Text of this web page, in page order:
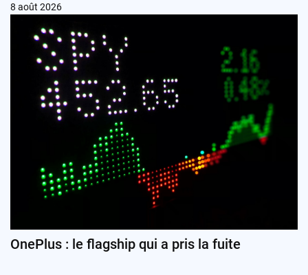
8 août 2026
OnePlus : le flagship qui a pris la fuite